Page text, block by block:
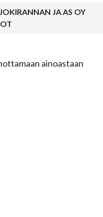
JA AS OY
ainoastaan